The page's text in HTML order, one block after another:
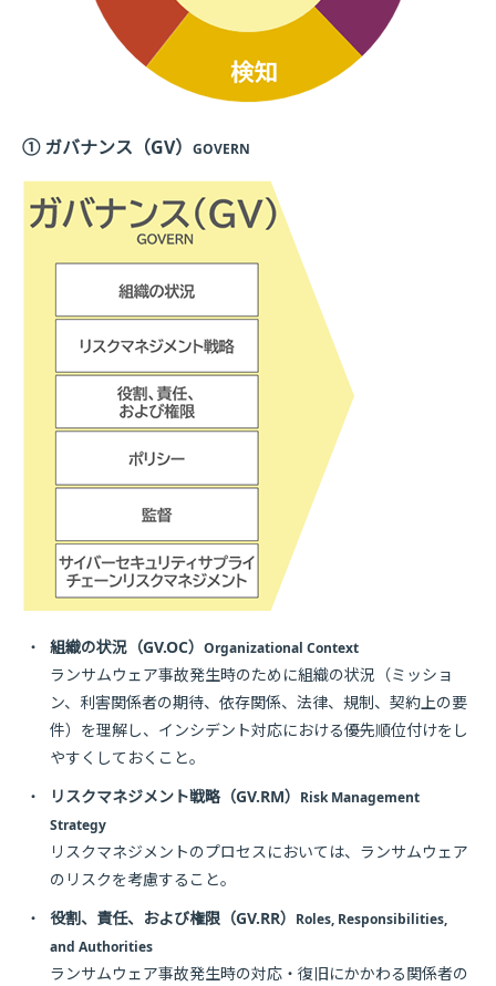
① ガバナンス（GV） GOVERN
・ 組織の状況（GV.OC） Organizational Context
ランサムウェア事故発生時のために組織の状況（ミッショ
ン、利害関係者の期待、依存関係、法律、規制、契約上の要
件）を理解し、インシデント対応における優先順位付けをし
やすくしておくこと。
・
リスクマネジメント戦略（GV.RM） Risk Management
Strategy
リスクマネジメントのプロセスにおいては、ランサムウェア
のリスクを考慮すること。
・
役割、責任、および権限（GV.RR） Roles, Responsibilities,
and Authorities
ランサムウェア事故発生時の対応・復旧にかかわる関係者の